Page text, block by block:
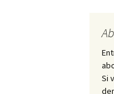
Infos pratiques
Si